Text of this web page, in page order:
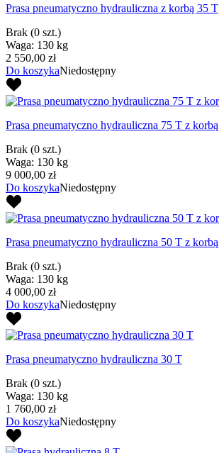
Prasa pneumatyczno hydrauliczna z korbą 35 T
Brak (0 szt.)
Waga: 130 kg
2 550,00 zł
Do koszykaNiedostępny
Prasa pneumatyczno hydrauliczna 75 T z korbą
Brak (0 szt.)
Waga: 130 kg
9 000,00 zł
Do koszykaNiedostępny
Prasa pneumatyczno hydrauliczna 50 T z korbą
Brak (0 szt.)
Waga: 130 kg
4 000,00 zł
Do koszykaNiedostępny
Prasa pneumatyczno hydrauliczna 30 T
Brak (0 szt.)
Waga: 130 kg
1 760,00 zł
Do koszykaNiedostępny